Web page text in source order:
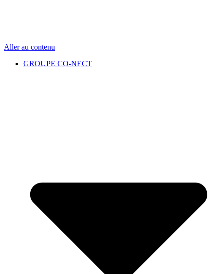
Aller au contenu
GROUPE CO-NECT